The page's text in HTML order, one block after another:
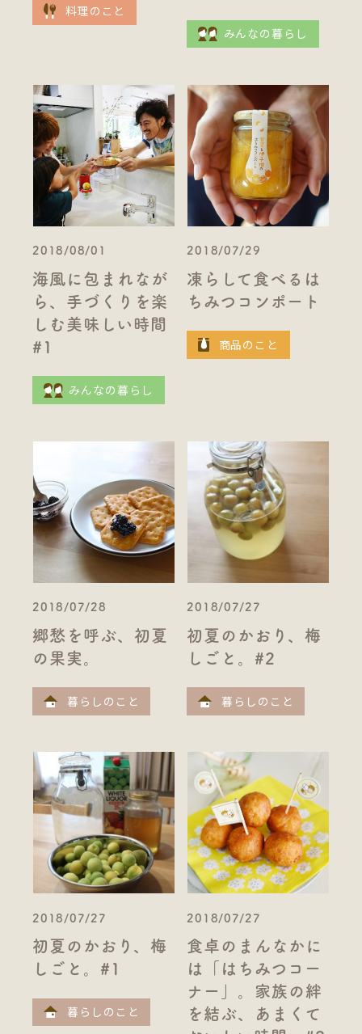
料理のこと
みんなの暮らし
2018/08/01
海風に包まれなが
ら、手づくりを楽
しむ美味しい時間
#1
みんなの暮らし
2018/07/29
凍らして食べるは
ちみつコンポート
商品のこと
2018/07/28
郷愁を呼ぶ、初夏
の果実。
暮らしのこと
2018/07/27
初夏のかおり、梅
しごと。#2
暮らしのこと
2018/07/27
初夏のかおり、梅
しごと。#1
暮らしのこと
2018/07/27
食卓のまんなかに
は「はちみつコー
ナー」。家族の絆
を結ぶ、あまくて